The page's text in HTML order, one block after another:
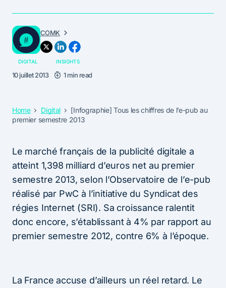
COMK
DIGITAL INSIGHTS
10 juillet 2013 1 min read
Home Digital
[Infographie] Tous les chiffres de l’e-pub au
premier semestre 2013
Le marché français de la publicité digitale a
atteint 1,398 milliard d’euros net au premier
semestre 2013, selon l’Observatoire de l’e-pub
réalisé par PwC à l’initiative du Syndicat des
régies Internet (SRI). Sa croissance ralentit
donc encore, s’établissant à 4% par rapport au
premier semestre 2012, contre 6% à l’époque.
La France accuse d’ailleurs un réel retard. Le